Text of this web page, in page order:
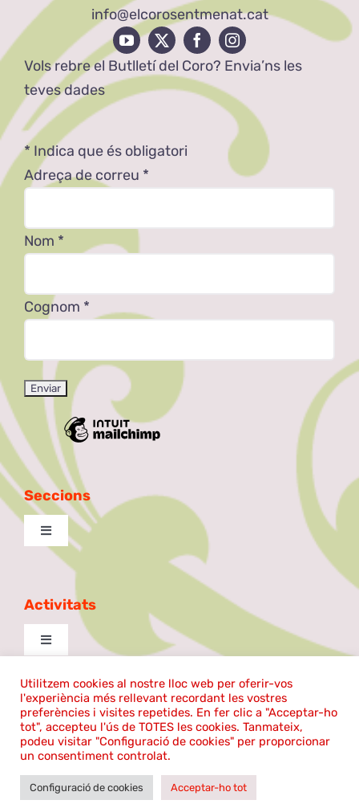
info@elcorosentmenat.cat
Vols rebre el Butlletí del Coro? Envia’ns les
teves dades
* Indica que és obligatori
Adreça de correu *
Nom *
Cognom *
Seccions
Toggle
Navigation
Excursionista
Taula de Debat
La Patilla
Ball de plaça
Activitats
Toggle
Navigation
cantem
Aula de Teatre
Ballem
©2024 | El Coro Sentmenat | Tots els drets reservats |
Política de cookies|Avís legal
Desenvolupat per
Utilitzem cookies al nostre lloc web per oferir-vos
l'experiència més rellevant recordant les vostres
preferències i visites repetides. En fer clic a "Acceptar-ho
tot", accepteu l'ús de TOTES les cookies. Tanmateix,
podeu visitar "Configuració de cookies" per proporcionar
un consentiment controlat.
Configuració de cookies Acceptar-ho tot